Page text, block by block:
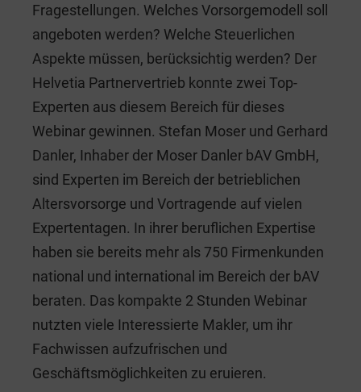
Fragestellungen. Welches Vorsorgemodell soll
angeboten werden? Welche Steuerlichen
Aspekte müssen, berücksichtig werden? Der
Helvetia Partnervertrieb konnte zwei Top-
Experten aus diesem Bereich für dieses
Webinar gewinnen. Stefan Moser und Gerhard
Danler, Inhaber der Moser Danler bAV GmbH,
sind Experten im Bereich der betrieblichen
Altersvorsorge und Vortragende auf vielen
Expertentagen. In ihrer beruflichen Expertise
haben sie bereits mehr als 750 Firmenkunden
national und international im Bereich der bAV
beraten. Das kompakte 2 Stunden Webinar
nutzten viele Interessierte Makler, um ihr
Fachwissen aufzufrischen und
Geschäftsmöglichkeiten zu eruieren.